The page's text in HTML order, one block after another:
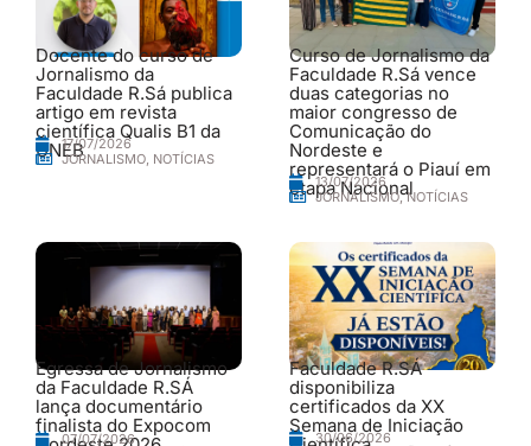
Docente do curso de
Jornalismo da
Faculdade R.Sá publica
artigo em revista
científica Qualis B1 da
UNEB17/07/2026
JORNALISMO, NOTÍCIAS
Curso de Jornalismo da
Faculdade R.Sá vence
duas categorias no
maior congresso de
Comunicação do
Nordeste e
representará o Piauí em
etapa Nacional
13/07/2026
JORNALISMO,NOTÍCIAS
Egressa de Jornalismo
da Faculdade R.SÁ
lança documentário
finalista do Expocom
07/07/2026
Faculdade R.SÁ
disponibiliza
certificados da XX
Semana de Iniciação
30/06/2026